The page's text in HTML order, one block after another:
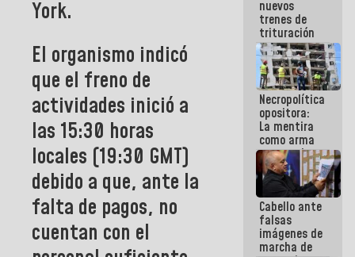
York.
El organismo indicó
que el freno de
actividades inició a
las 15:30 horas
locales (19:30 GMT)
debido a que, ante la
falta de pagos, no
cuentan con el
nuevos
trenes de
trituración
para
optimizar
manejo de
escombros
en La Guaira
Necropolítica
opositora:
La mentira
como arma
contra el
Pueblo
Cabello ante
falsas
imágenes de
marcha de